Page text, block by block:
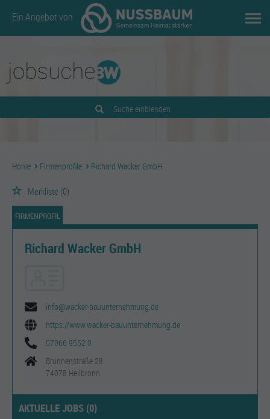
Ein Angebot von
Suche einblenden
Home Firmenprofile Richard Wacker GmbH
Merkliste (0)
FIRMENPROFIL
Richard Wacker GmbH
info@wacker-bauunternehmung.de
https://www.wacker-bauunternehmung.de
07066 9552 0
Brunnenstraße 28
74078 Heilbronn
AKTUELLE JOBS (0)